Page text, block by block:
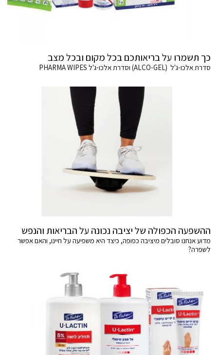
כך תשמרו על בריאותכם בכל מקום ובכל מצב
סדרת אלכו-ג'ל (ALCO-GEL) וסדרת אלכו-ג'ל PHARMA WIPES
ההשפעה הכפולה של יציבה נכונה על הבריאות והנפש
מדוע אנחנו סובלים מיציבה כפופה, כיצד היא משפיעה על חיינו, והאם אפשר
לשפרה?